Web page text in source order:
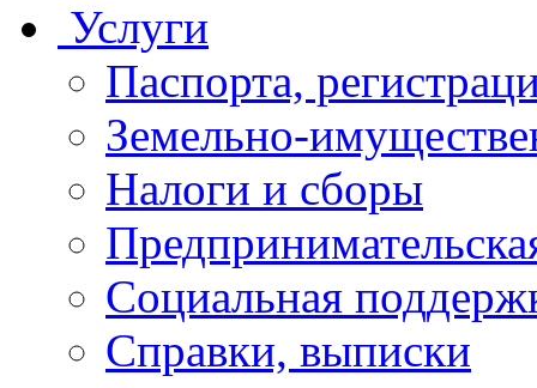
Услуги
Паспорта,
Земельно-
Налоги и сборы
Социальная
Справки, выписки